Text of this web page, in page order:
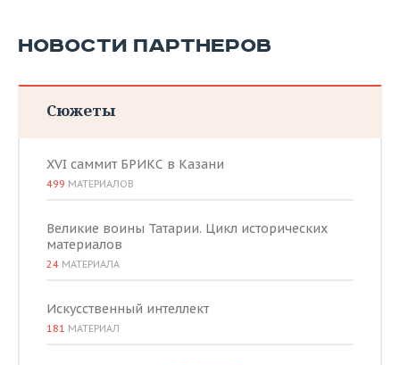
НОВОСТИ ПАРТНЕРОВ
Сюжеты
XVI саммит БРИКС в Казани
499 МАТЕРИАЛОВ
Великие воины Татарии. Цикл исторических
материалов
24 МАТЕРИАЛА
Искусственный интеллект
181 МАТЕРИАЛ